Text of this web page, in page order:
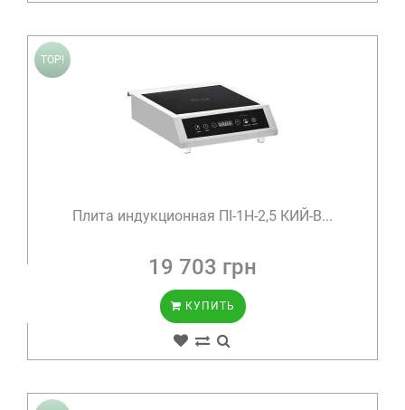
TOP!
Плита индукционная ПІ-1Н-2,5 КИЙ-В...
19 703 грн
КУПИТЬ